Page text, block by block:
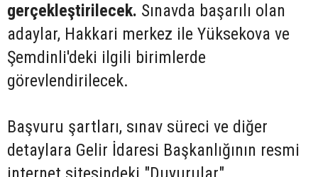
gerçekleştirilecek. Sınavda başarılı olan
adaylar, Hakkari merkez ile Yüksekova ve
Şemdinli'deki ilgili birimlerde
görevlendirilecek.
Başvuru şartları, sınav süreci ve diğer
detaylara Gelir İdaresi Başkanlığının resmi